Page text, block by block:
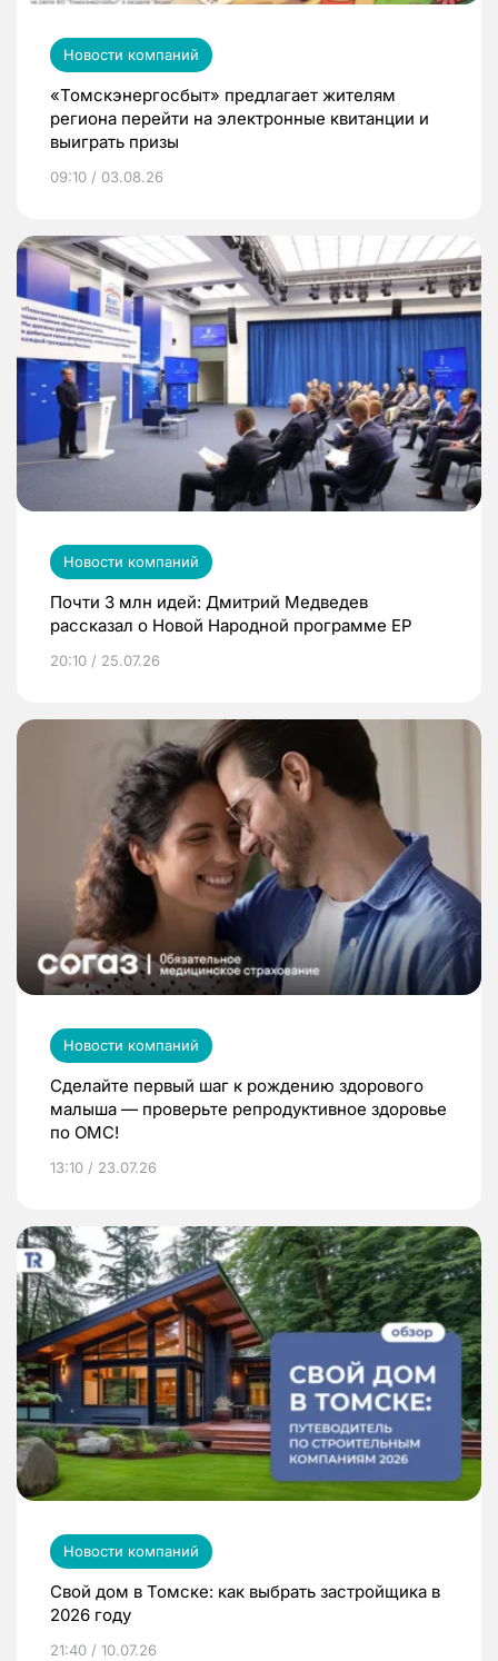
Новости компаний
«Томскэнергосбыт» предлагает жителям
региона перейти на электронные квитанции и
выиграть призы
09:10 / 03.08.26
Новости компаний
Почти 3 млн идей: Дмитрий Медведев
рассказал о Новой Народной программе ЕР
20:10 / 25.07.26
Новости компаний
Сделайте первый шаг к рождению здорового
малыша — проверьте репродуктивное здоровье
по ОМС!
13:10 / 23.07.26
Новости компаний
Свой дом в Томске: как выбрать застройщика в
2026 году
21:40 / 10.07.26